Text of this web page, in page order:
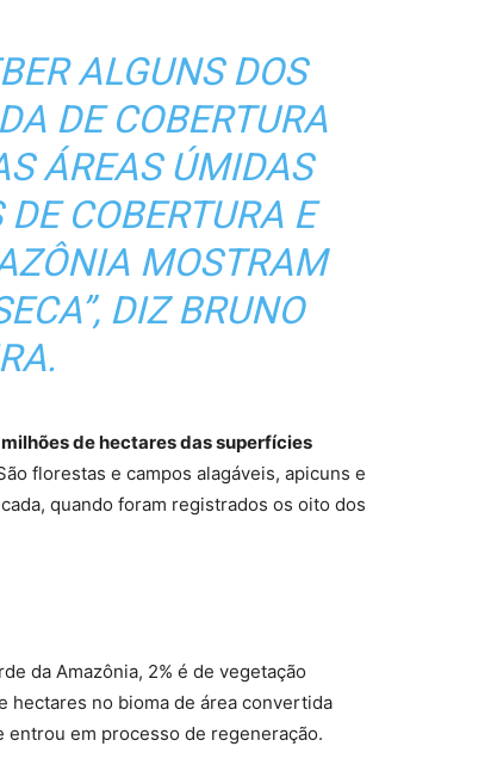
ALGUNS DOS
DE COBERTURA
ÁREAS ÚMIDAS
COBERTURA E
MOSTRAM
DIZ BRUNO
de hectares das superfícies
florestas e campos alagáveis, apicuns e
quando foram registrados os oito dos
da Amazônia, 2% é de vegetação
hectares no bioma de área convertida
em processo de regeneração.